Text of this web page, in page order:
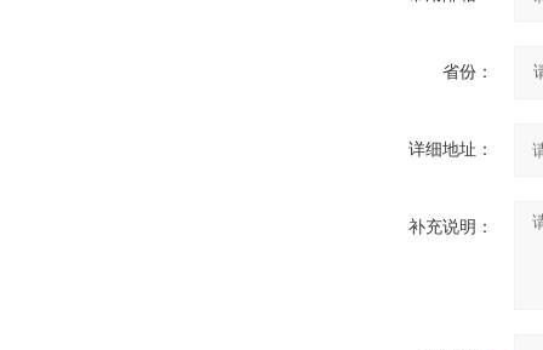
省份：
详细地址：
补充说明：